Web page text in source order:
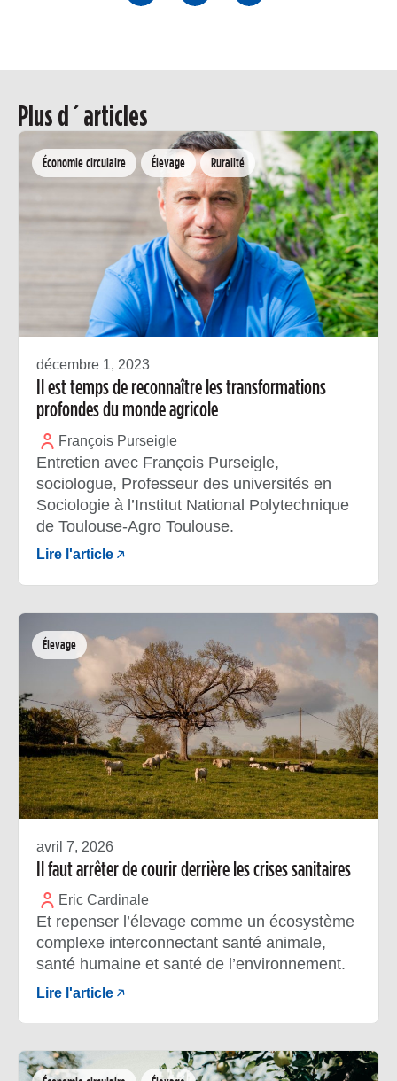
Plus d´articles
Économie circulaire Élevage Ruralité
décembre 1, 2023
Il est temps de reconnaître les transformations
profondes du monde agricole
François Purseigle
Entretien avec François Purseigle,
sociologue, Professeur des universités en
Sociologie à l’Institut National Polytechnique
de Toulouse-Agro Toulouse.
Lire l'article
Élevage
avril 7, 2026
Il faut arrêter de courir derrière les crises sanitaires
Eric Cardinale
Et repenser l’élevage comme un écosystème
complexe interconnectant santé animale,
santé humaine et santé de l’environnement.
Lire l'article